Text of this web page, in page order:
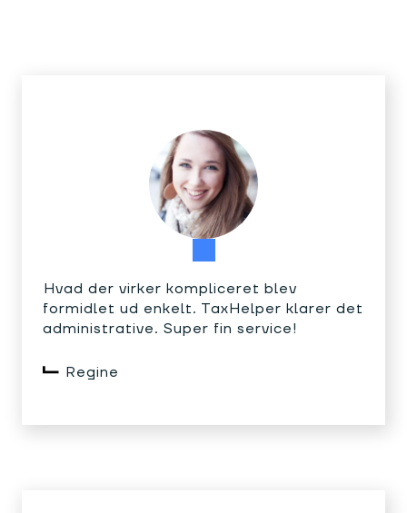
Hvad der virker kompliceret blev
formidlet ud enkelt. TaxHelper klarer det
administrative. Super fin service!
Regine